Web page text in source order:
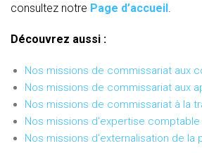
consultez notre Page d’accueil
Découvrez aussi :
Nos missions de commissariat aux
Nos missions de commissariat aux
Nos missions de commissariat à la
Nos missions d'expertise comptable
Nos missions d'externalisation de la